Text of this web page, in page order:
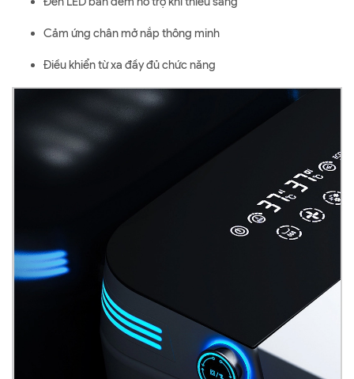
Cảm ứng chân mở nắp thông minh
Điều khiển từ xa đầy đủ chức năng